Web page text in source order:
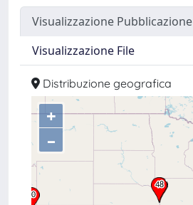
Visualizzazione Pubblicazione
Visualizzazione File
Distribuzione geografica
+
–